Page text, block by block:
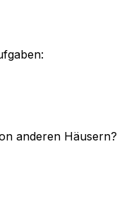
anderen Häusern?